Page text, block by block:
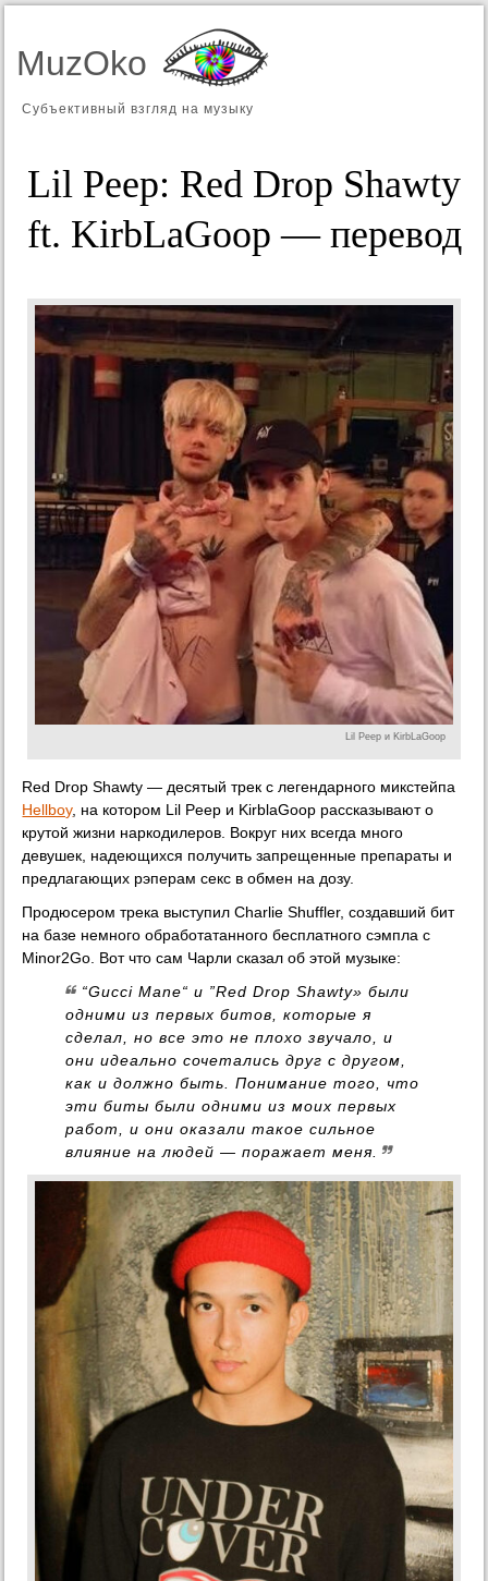
MuzOko
Субъективный взгляд на музыку
Lil Peep: Red Drop Shawty
ft. KirbLaGoop — перевод
Lil Peep и KirbLaGoop
Red Drop Shawty — десятый трек с легендарного микстейпа
Hellboy, на котором Lil Peep и KirblaGoop рассказывают о
крутой жизни наркодилеров. Вокруг них всегда много
девушек, надеющихся получить запрещенные препараты и
предлагающих рэперам секс в обмен на дозу.
Продюсером трека выступил Charlie Shuffler, создавший бит
на базе немного обработатанного бесплатного сэмпла с
Minor2Go. Вот что сам Чарли сказал об этой музыке:
“Gucci Mane“ и ”Red Drop Shawty» были
одними из первых битов, которые я
сделал, но все это не плохо звучало, и
они идеально сочетались друг с другом,
как и должно быть. Понимание того, что
эти биты были одними из моих первых
работ, и они оказали такое сильное
влияние на людей — поражает меня.